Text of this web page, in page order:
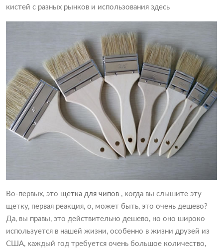
кистей с разных рынков и использования здесь
Во-первых, это щетка для чипов , когда вы слышите эту
щетку, первая реакция, о, может быть, это очень дешево?
Да, вы правы, это действительно дешево, но оно широко
используется в нашей жизни, особенно в жизни друзей из
США, каждый год требуется очень большое количество,